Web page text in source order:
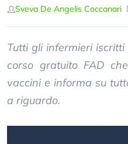
Sveva De Angelis Coccanari
Tutti gli infermieri iscritti
corso gratuito FAD
vaccini e informa su
a riguardo.